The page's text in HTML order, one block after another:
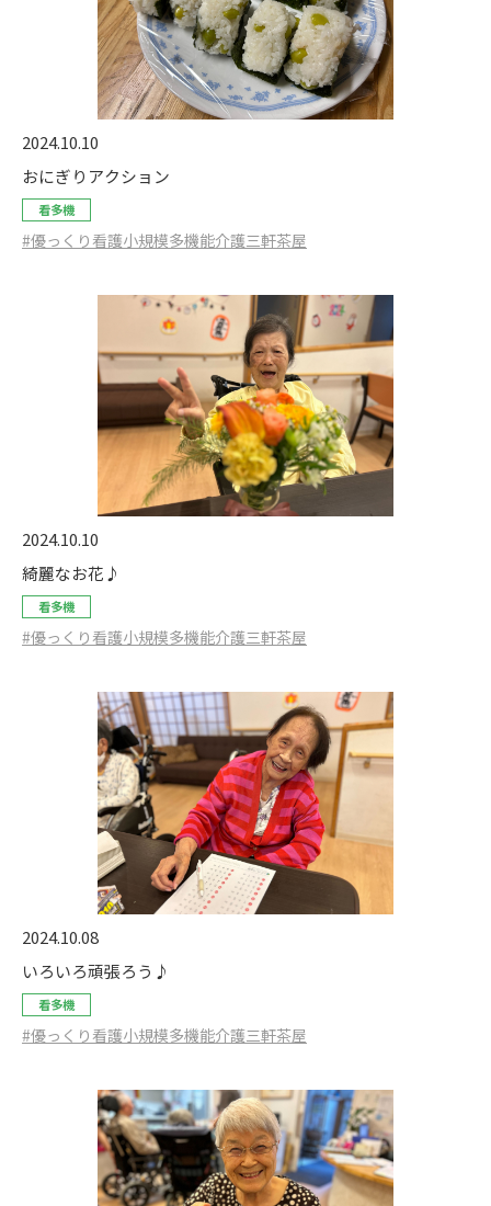
2024.10.10
おにぎりアクション
看多機
#優っくり看護小規模多機能介護三軒茶屋
2024.10.10
綺麗なお花♪
看多機
#優っくり看護小規模多機能介護三軒茶屋
2024.10.08
いろいろ頑張ろう♪
看多機
#優っくり看護小規模多機能介護三軒茶屋